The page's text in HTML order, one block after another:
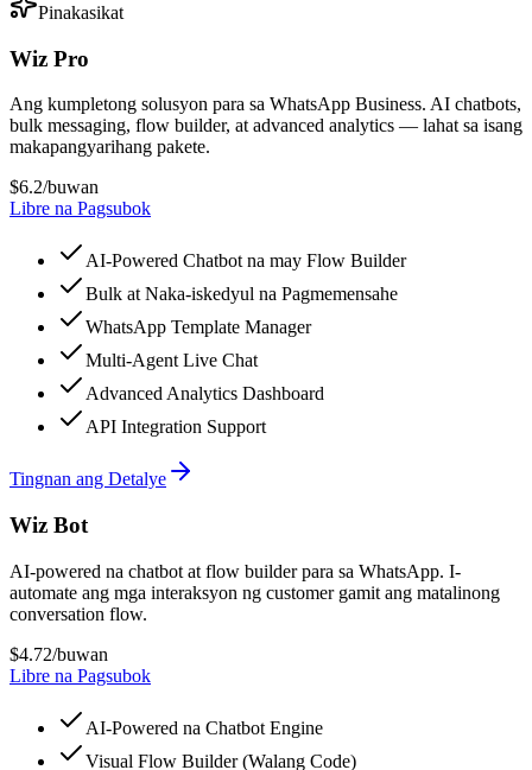
Pinakasikat
Wiz Pro
Ang kumpletong solusyon para sa WhatsApp Business. AI chatbots,
bulk messaging, flow builder, at advanced analytics — lahat sa isang
makapangyarihang pakete.
$6.2/buwan
Libre na Pagsubok
AI-Powered Chatbot na may Flow Builder
Bulk at Naka-iskedyul na Pagmemensahe
WhatsApp Template Manager
Multi-Agent Live Chat
Advanced Analytics Dashboard
API Integration Support
Tingnan ang Detalye
Wiz Bot
AI-powered na chatbot at flow builder para sa WhatsApp. I-
automate ang mga interaksyon ng customer gamit ang matalinong
conversation flow.
$4.72/buwan
Libre na Pagsubok
AI-Powered na Chatbot Engine
Visual Flow Builder (Walang Code)